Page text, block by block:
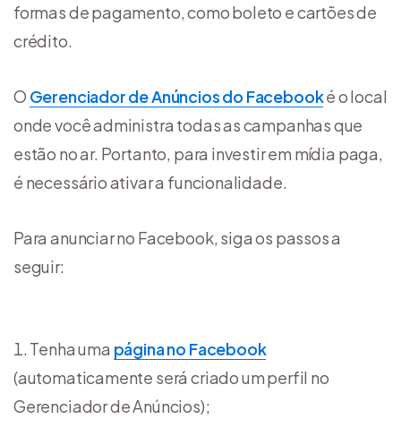
formas de pagamento, como boleto e cartões de
crédito.
O Gerenciador de Anúncios do Facebooké o local
onde você administra todas as campanhas que
estão no ar. Portanto, para investir em mídia paga,
é necessário ativar a funcionalidade.
Para anunciar no Facebook, siga os passos a
seguir:
Tenha uma página no Facebook
(automaticamente será criado um perfil no
Gerenciador de Anúncios);